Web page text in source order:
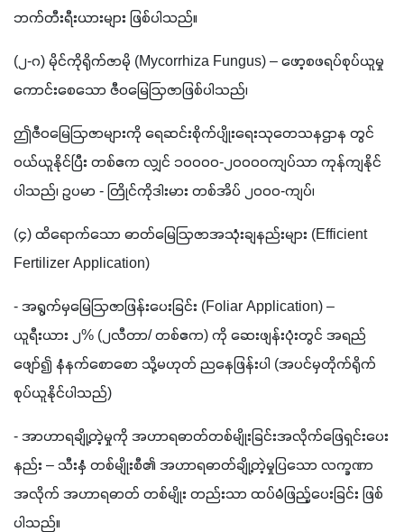
ဘက်တီးရီးယားများ ဖြစ်ပါသည်။
(၂-ဂ) မိုင်ကိုရိုက်ဇာမို (Mycorrhiza Fungus) – ဖော့စဖရပ်စုပ်ယူမှု
ကောင်းစေသော ဇီဝမြေဩဇာဖြစ်ပါသည်၊
ဤဇီဝမြေဩဇာများကို ရေဆင်းစိုက်ပျိုးရေးသုတေသနဌာန တွင်
ဝယ်ယူနိုင်ပြီး တစ်ဧက လျှင် ၁၀၀၀၀-၂၀၀၀၀ကျပ်သာ ကုန်ကျနိုင်
ပါသည်၊ ဥပမာ - တြိုင်ကိုဒါးမား တစ်အိပ် ၂၀၀၀-ကျပ်၊
(၄) ထိရောက်သော ဓာတ်မြေဩဇာအသုံးချနည်းများ (Efficient
Fertilizer Application)
- အရွက်မှမြေဩဇာဖြန်းပေးခြင်း (Foliar Application) –
ယူရီးယား ၂% (၂လီတာ/ တစ်ဧက) ကို ဆေးဖျန်းပုံးတွင် အရည်
ဖျော်၍ နံနက်စောစော သို့မဟုတ် ညနေဖြန်းပါ (အပင်မှတိုက်ရိုက်
စုပ်ယူနိုင်ပါသည်)
- အာဟာရချို့တဲ့မှုကို အဟာရဓာတ်တစ်မျိုးခြင်းအလိုက်ဖြေရှင်းပေး
နည်း – သီးနှံ တစ်မျိုးစီ၏ အဟာရဓာတ်ချို့တဲ့မှုပြသော လက္ခဏာ
အလိုက် အဟာရဓာတ် တစ်မျိုး တည်းသာ ထပ်မံဖြည့်ပေးခြင်း ဖြစ်
ပါသည်။